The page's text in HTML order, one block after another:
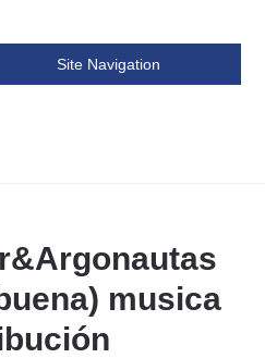
Site Navigation
musica